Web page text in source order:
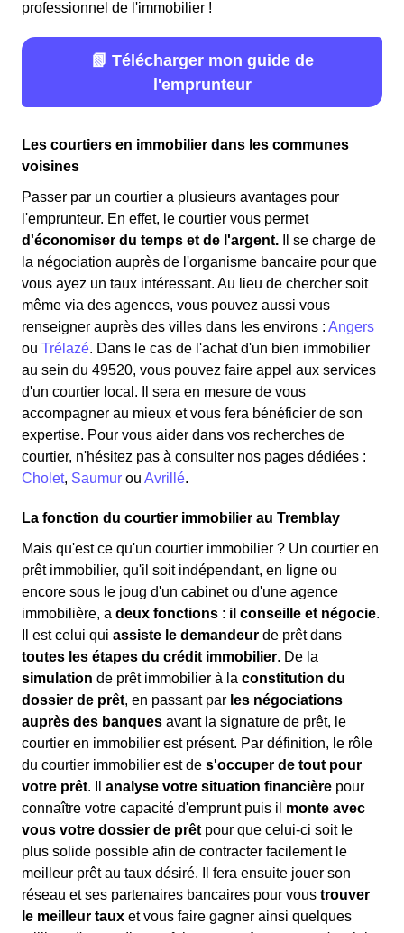
professionnel de l'immobilier !
📗 Télécharger mon guide de
l'emprunteur
Les courtiers en immobilier dans les communes
voisines
Passer par un courtier a plusieurs avantages pour
l'emprunteur. En effet, le courtier vous permet
d'économiser du temps et de l'argent.
Il se charge de
la négociation auprès de l'organisme bancaire pour que
vous ayez un taux intéressant. Au lieu de chercher soit
même via des agences, vous pouvez aussi vous
renseigner auprès des villes dans les environs : Angers
ou Trélazé. Dans le cas de l'achat d'un bien immobilier
au sein du 49520, vous pouvez faire appel aux services
d'un courtier local. Il sera en mesure de vous
accompagner au mieux et vous fera bénéficier de son
expertise. Pour vous aider dans vos recherches de
courtier, n'hésitez pas à consulter nos pages dédiées :
Cholet, Saumur ou Avrillé.
La fonction du courtier immobilier au Tremblay
Mais qu'est ce qu'un courtier immobilier ? Un courtier en
prêt immobilier, qu'il soit indépendant, en ligne ou
encore sous le joug d'un cabinet ou d'une agence
immobilière, a deux fonctions : il conseille et négocie.
Il est celui qui assiste le demandeur de prêt dans
toutes les étapes du crédit immobilier. De la
simulation de prêt immobilier à la constitution du
dossier de prêt, en passant par les négociations
auprès des banques avant la signature de prêt, le
courtier en immobilier est présent. Par définition, le rôle
du courtier immobilier est de s'occuper de tout pour
votre prêt. Il analyse votre situation financière pour
connaître votre capacité d'emprunt puis il monte avec
vous votre dossier de prêt pour que celui-ci soit le
plus solide possible afin de contracter facilement le
meilleur prêt au taux désiré. Il fera ensuite jouer son
réseau et ses partenaires bancaires pour vous trouver
le meilleur taux et vous faire gagner ainsi quelques